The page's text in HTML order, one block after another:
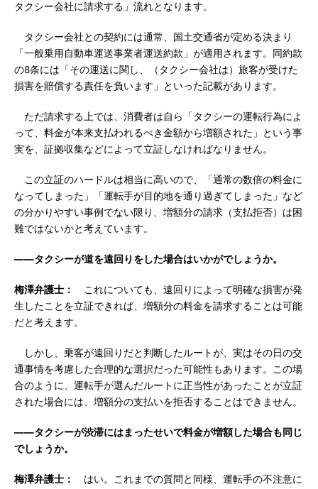
タクシー会社に請求する」流れとなります。
タクシー会社との契約には通常、国土交通省が定める決まり
「一般乗用自動車運送事業者運送約款」が適用されます。同約款
の8条には「その運送に関し、（タクシー会社は）旅客が受けた
損害を賠償する責任を負います」といった記載があります。
ただ請求する上では、消費者は自ら「タクシーの運転行為によ
って、料金が本来支払われるべき金額から増額された」という事
実を、証拠収集などによって立証しなければなりません。
この立証のハードルは相当に高いので、「通常の数倍の料金に
なってしまった」「運転手が目的地を通り過ぎてしまった」など
の分かりやすい事例でない限り、増額分の請求（支払拒否）は困
難ではないかと考えています。
――タクシーが道を遠回りをした場合はいかがでしょうか。
梅澤弁護士：
これについても、遠回りによって明確な損害が発
生したことを立証できれば、増額分の料金を請求することは可能
だと考えます。
しかし、乗客が遠回りだと判断したルートが、実はその日の交
通事情を考慮した合理的な選択だった可能性もあります。この場
合のように、運転手が選んだルートに正当性があったことが立証
された場合には、増額分の支払いを拒否することはできません。
――タクシーが渋滞にはまったせいで料金が増額した場合も同じ
でしょうか。
梅澤弁護士：
はい。これまでの質問と同様、運転手の不注意に